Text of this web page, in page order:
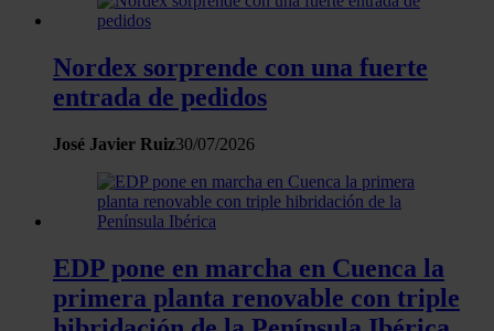
Nordex sorprende con una fuerte
entrada de pedidos
José Javier Ruiz30/07/2026
EDP pone en marcha en Cuenca la
primera planta renovable con triple